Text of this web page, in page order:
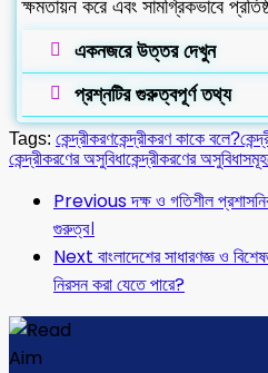
ক্ষমতায়ন করে এবং সামগ্রিকভাবে
একনজরে উত্তর দেখুন
প্রশ্নটির গুরুত্বপূর্ণ তথ্য
Tags: কেন্দ্রীকরণকেন্দ্রীকরণ কাকে বলে?
কেন্দ্রীকরণের অসুবিধাকেন্দ্রীকরণের অসুবিধাসমূহ
Previousদক্ষ ও গতিশীল
গুরুত্ব।
Next বাংলাদেশের সাধারণজ্ঞ ও
নিরসন করা যেতে পারে?